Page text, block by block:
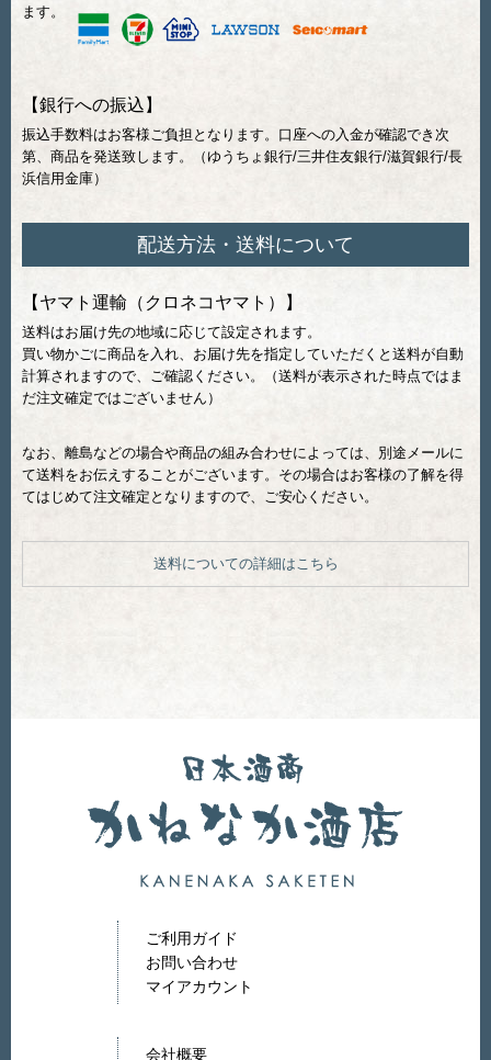
ます。
【銀行への振込】
振込手数料はお客様ご負担となります。口座への入金が確認でき次
第、商品を発送致します。（ゆうちょ銀行/三井住友銀行/滋賀銀行/長
浜信用金庫）
配送方法・送料について
【ヤマト運輸（クロネコヤマト）】
送料はお届け先の地域に応じて設定されます。
買い物かごに商品を入れ、お届け先を指定していただくと送料が自動
計算されますので、ご確認ください。（送料が表示された時点ではま
だ注文確定ではございません）
なお、離島などの場合や商品の組み合わせによっては、別途メールに
て送料をお伝えすることがございます。その場合はお客様の了解を得
てはじめて注文確定となりますので、ご安心ください。
送料についての詳細はこちら
ご利用ガイド
お問い合わせ
マイアカウント
会社概要